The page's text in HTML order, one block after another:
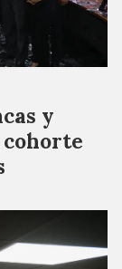
y
cohorte